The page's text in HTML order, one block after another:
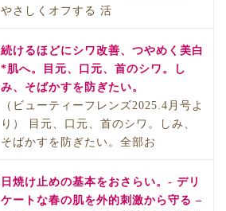
やさしくオフする 活
続けるほどにシワ改善、つやめく美白
*肌へ。目元、口元、首のシワ。し
み、そばかすを防ぎたい。
（ビューティーフレンズ2025.4月号よ
り） 目元、口元、首のシワ。しみ、
そばかすを防ぎたい。全部お
日焼け止めの基本をおさらい。- デリ
ケートな春の肌を外的刺激から守る –